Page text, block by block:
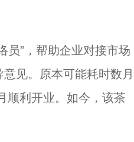
”，帮助企业对接市场
见。原本可能耗时数月
顺利开业。如今，该茶